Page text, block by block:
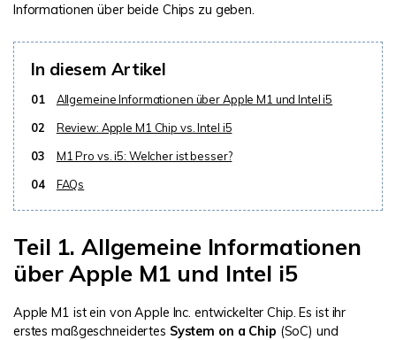
Weitere Produkte
UBackit - Datensicherung
Informationen über beide Chips zu geben.
In diesem Artikel
01
Allgemeine Informationen über Apple M1 und Intel i5
02
Review: Apple M1 Chip vs. Intel i5
03
M1 Pro vs. i5: Welcher ist besser?
04
FAQs
Teil 1. Allgemeine Informationen
über Apple M1 und Intel i5
Apple M1 ist ein von Apple Inc. entwickelter Chip. Es ist ihr
erstes maßgeschneidertes System on a Chip (SoC) und